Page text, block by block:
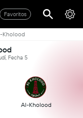
Favoritos
Kholood
Fecha 5
Al-Kholood